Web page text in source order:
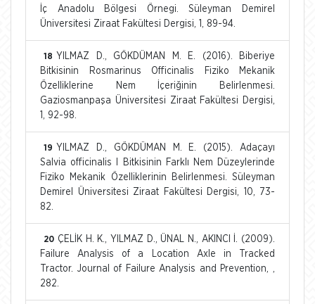
İç Anadolu Bölgesi Örnegi. Süleyman Demirel
Üniversitesi Ziraat Fakültesi Dergisi, 1, 89-94.
18 YILMAZ D., GÖKDÜMAN M. E. (2016). Biberiye
Bitkisinin Rosmarinus Officinalis Fiziko Mekanik
Özelliklerine Nem İçeriğinin Belirlenmesi.
Gaziosmanpaşa Üniversitesi Ziraat Fakültesi Dergisi,
1, 92-98.
19 YILMAZ D., GÖKDÜMAN M. E. (2015). Adaçayı
Salvia officinalis l Bitkisinin Farklı Nem Düzeylerinde
Fiziko Mekanik Özelliklerinin Belirlenmesi. Süleyman
Demirel Üniversitesi Ziraat Fakültesi Dergisi, 10, 73-
82.
20 ÇELİK H. K., YILMAZ D., ÜNAL N., AKINCI İ. (2009).
Failure Analysis of a Location Axle in Tracked
Tractor. Journal of Failure Analysis and Prevention, ,
282.